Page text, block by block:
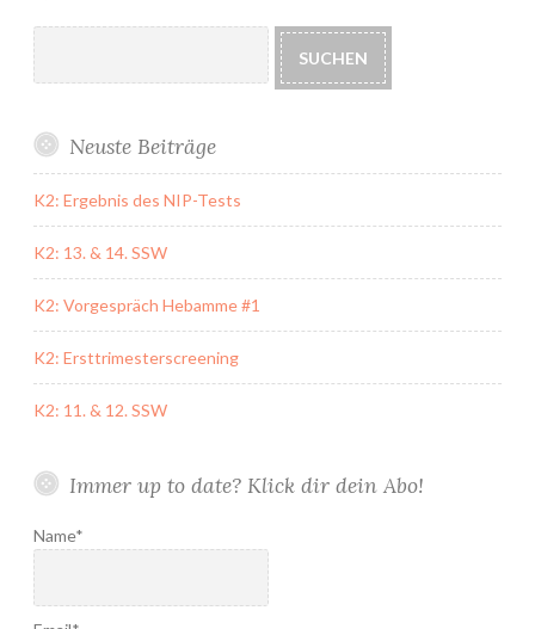
SUCHEN
Neuste Beiträge
K2: Ergebnis des NIP-Tests
K2: 13. & 14. SSW
K2: Vorgespräch Hebamme #1
K2: Ersttrimesterscreening
K2: 11. & 12. SSW
Immer up to date? Klick dir dein Abo!
Name*